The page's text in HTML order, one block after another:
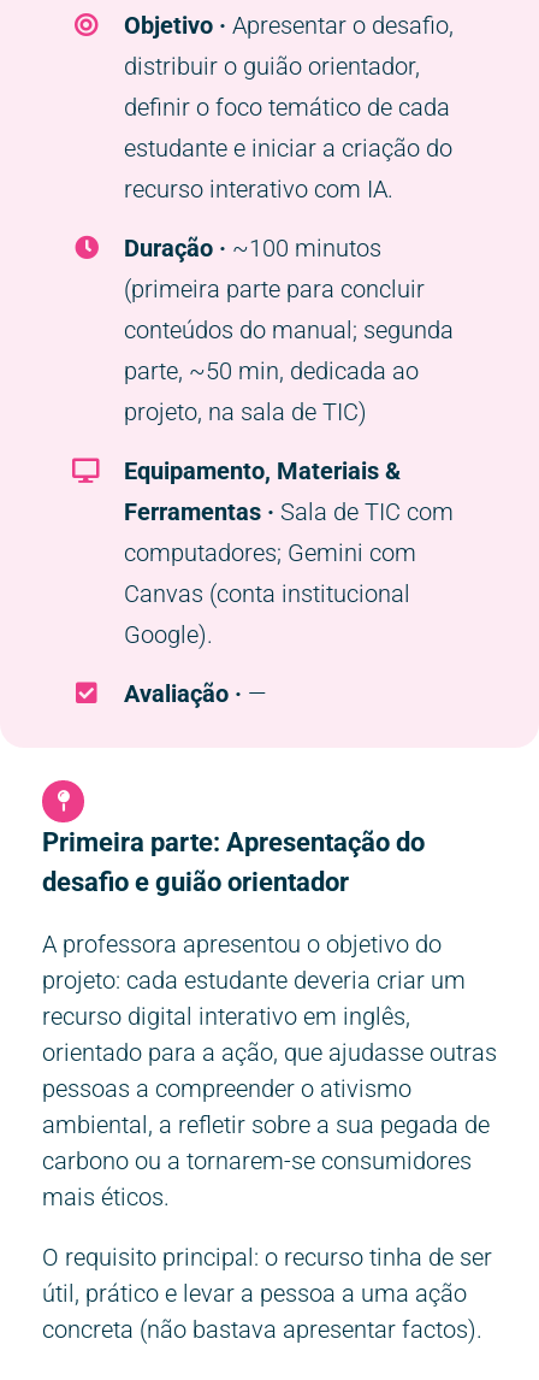
Objetivo · Apresentar o desafio,
distribuir o guião orientador,
definir o foco temático de cada
estudante e iniciar a criação do
recurso interativo com IA.
Duração · ~100 minutos
(primeira parte para concluir
conteúdos do manual; segunda
parte, ~50 min, dedicada ao
projeto, na sala de TIC)
Equipamento, Materiais &
Ferramentas · Sala de TIC com
computadores; Gemini com
Canvas (conta institucional
Google).
Avaliação · —
Primeira parte: Apresentação do
desafio e guião orientador
A professora apresentou o objetivo do
projeto: cada estudante deveria criar um
recurso digital interativo em inglês,
orientado para a ação, que ajudasse outras
pessoas a compreender o ativismo
ambiental, a refletir sobre a sua pegada de
carbono ou a tornarem-se consumidores
mais éticos.
O requisito principal: o recurso tinha de ser
útil, prático e levar a pessoa a uma ação
concreta (não bastava apresentar factos).